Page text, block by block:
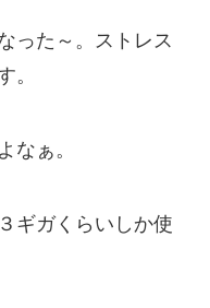
った～。ストレス
。
なぁ。
ギガくらいしか使